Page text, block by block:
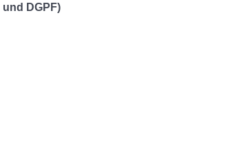
DGPF)